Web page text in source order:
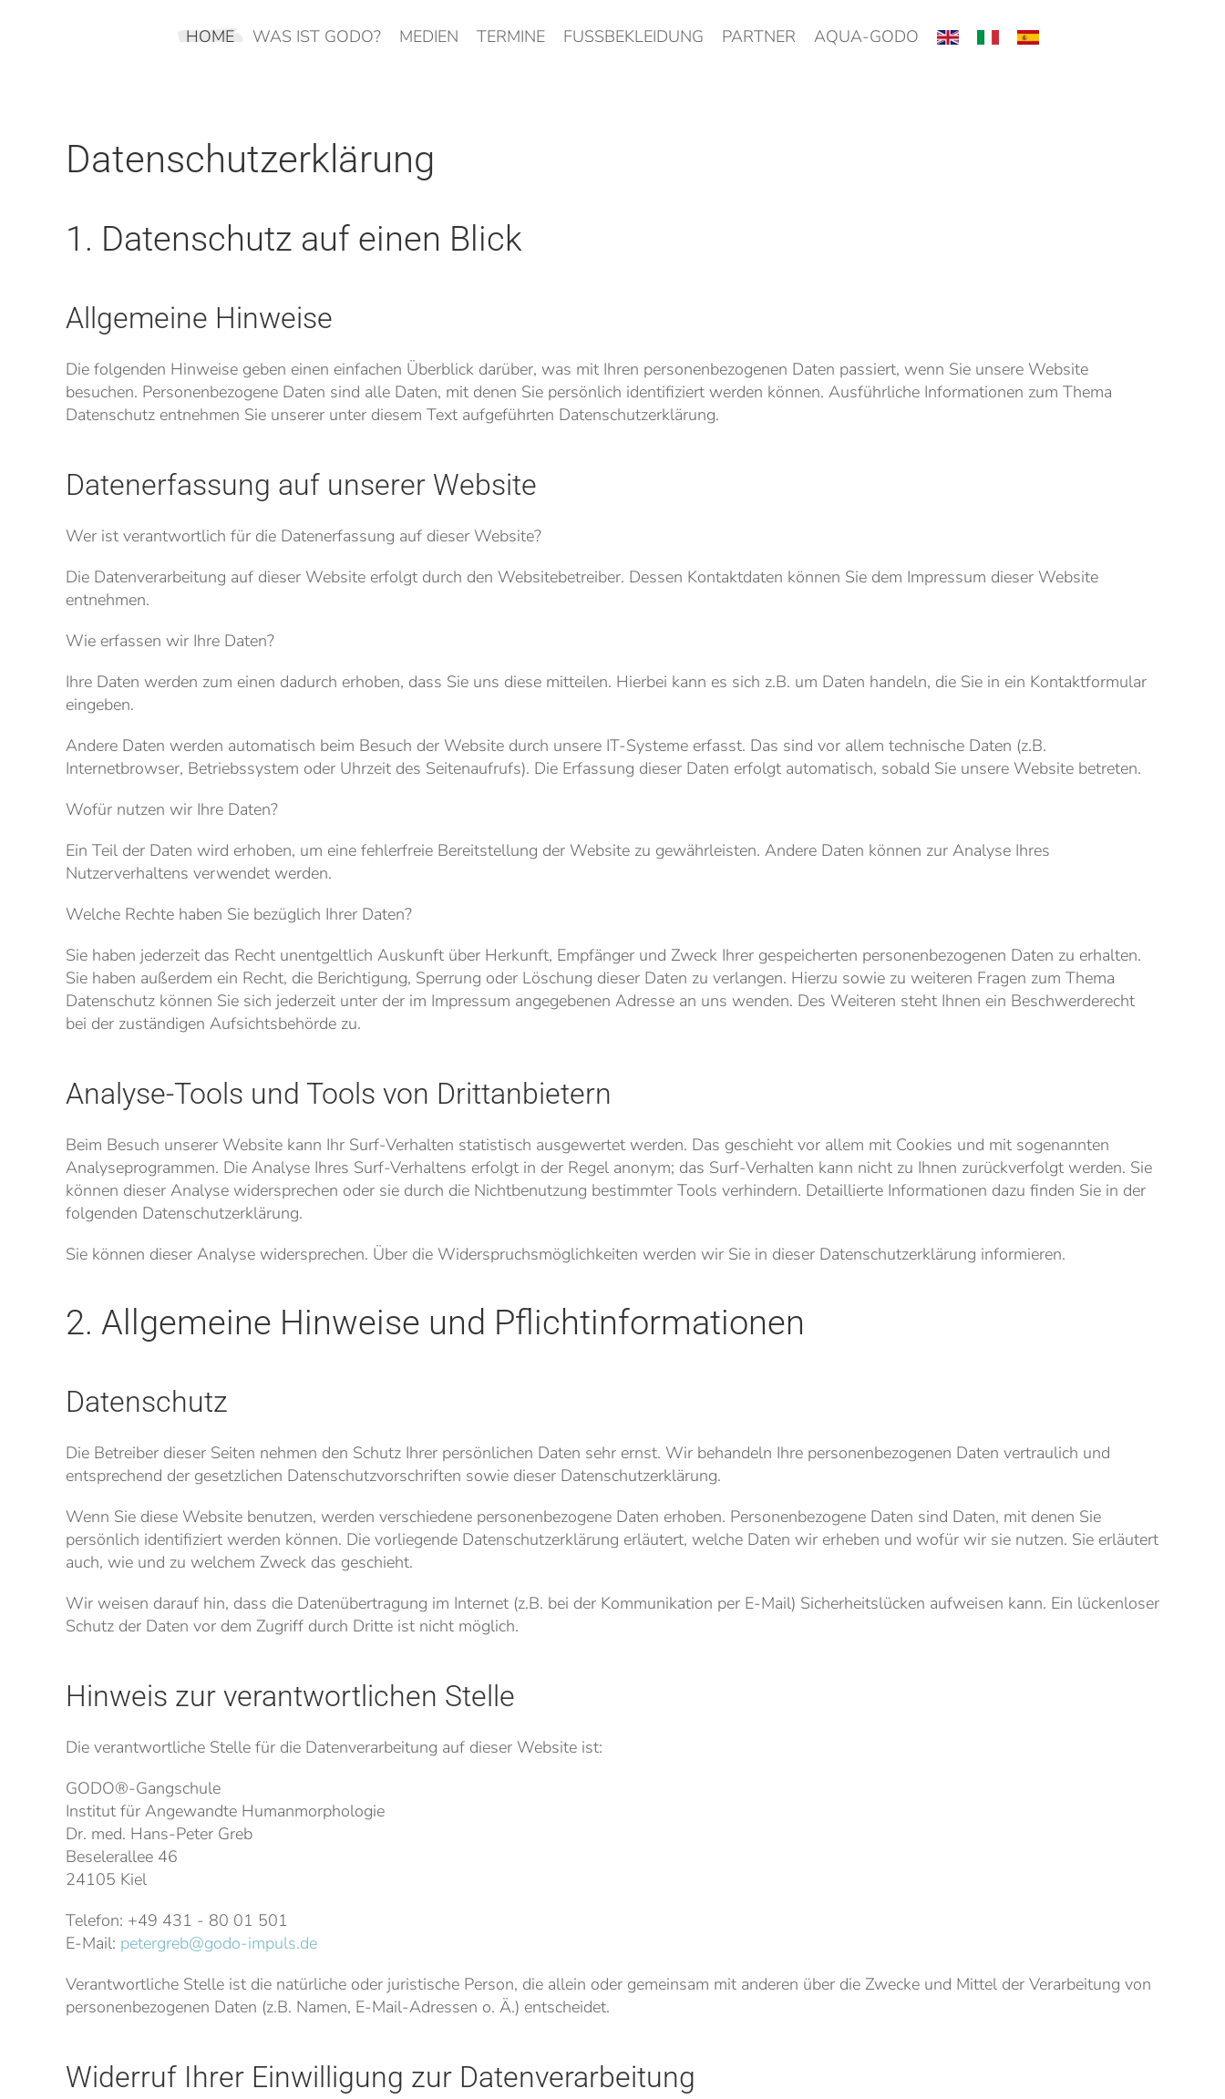
HOME WAS IST GODO? MEDIEN TERMINE FUSSBEKLEIDUNG PARTNER AQUA-GODO
Datenschutzerklärung
1. Datenschutz auf einen Blick
Allgemeine Hinweise
Die folgenden Hinweise geben einen einfachen Überblick darüber, was mit Ihren personenbezogenen Daten passiert, wenn Sie unsere Website
besuchen. Personenbezogene Daten sind alle Daten, mit denen Sie persönlich identifiziert werden können. Ausführliche Informationen zum Thema
Datenschutz entnehmen Sie unserer unter diesem Text aufgeführten Datenschutzerklärung.
Datenerfassung auf unserer Website
Wer ist verantwortlich für die Datenerfassung auf dieser Website?
Die Datenverarbeitung auf dieser Website erfolgt durch den Websitebetreiber. Dessen Kontaktdaten können Sie dem Impressum dieser Website
entnehmen.
Wie erfassen wir Ihre Daten?
Ihre Daten werden zum einen dadurch erhoben, dass Sie uns diese mitteilen. Hierbei kann es sich z.B. um Daten handeln, die Sie in ein Kontaktformular
eingeben.
Andere Daten werden automatisch beim Besuch der Website durch unsere IT-Systeme erfasst. Das sind vor allem technische Daten (z.B.
Internetbrowser, Betriebssystem oder Uhrzeit des Seitenaufrufs). Die Erfassung dieser Daten erfolgt automatisch, sobald Sie unsere Website betreten.
Wofür nutzen wir Ihre Daten?
Ein Teil der Daten wird erhoben, um eine fehlerfreie Bereitstellung der Website zu gewährleisten. Andere Daten können zur Analyse Ihres
Nutzerverhaltens verwendet werden.
Welche Rechte haben Sie bezüglich Ihrer Daten?
Sie haben jederzeit das Recht unentgeltlich Auskunft über Herkunft, Empfänger und Zweck Ihrer gespeicherten personenbezogenen Daten zu erhalten.
Sie haben außerdem ein Recht, die Berichtigung, Sperrung oder Löschung dieser Daten zu verlangen. Hierzu sowie zu weiteren Fragen zum Thema
Datenschutz können Sie sich jederzeit unter der im Impressum angegebenen Adresse an uns wenden. Des Weiteren steht Ihnen ein Beschwerderecht
bei der zuständigen Aufsichtsbehörde zu.
Analyse-Tools und Tools von Drittanbietern
Beim Besuch unserer Website kann Ihr Surf-Verhalten statistisch ausgewertet werden. Das geschieht vor allem mit Cookies und mit sogenannten
Analyseprogrammen. Die Analyse Ihres Surf-Verhaltens erfolgt in der Regel anonym; das Surf-Verhalten kann nicht zu Ihnen zurückverfolgt werden. Sie
können dieser Analyse widersprechen oder sie durch die Nichtbenutzung bestimmter Tools verhindern. Detaillierte Informationen dazu finden Sie in der
folgenden Datenschutzerklärung.
Sie können dieser Analyse widersprechen. Über die Widerspruchsmöglichkeiten werden wir Sie in dieser Datenschutzerklärung informieren.
2. Allgemeine Hinweise und Pflichtinformationen
Datenschutz
Die Betreiber dieser Seiten nehmen den Schutz Ihrer persönlichen Daten sehr ernst. Wir behandeln Ihre personenbezogenen Daten vertraulich und
entsprechend der gesetzlichen Datenschutzvorschriften sowie dieser Datenschutzerklärung.
Wenn Sie diese Website benutzen, werden verschiedene personenbezogene Daten erhoben. Personenbezogene Daten sind Daten, mit denen Sie
persönlich identifiziert werden können. Die vorliegende Datenschutzerklärung erläutert, welche Daten wir erheben und wofür wir sie nutzen. Sie erläutert
auch, wie und zu welchem Zweck das geschieht.
Wir weisen darauf hin, dass die Datenübertragung im Internet (z.B. bei der Kommunikation per E-Mail) Sicherheitslücken aufweisen kann. Ein lückenloser
Schutz der Daten vor dem Zugriff durch Dritte ist nicht möglich.
Hinweis zur verantwortlichen Stelle
Die verantwortliche Stelle für die Datenverarbeitung auf dieser Website ist:
GODO®-Gangschule
Institut für Angewandte Humanmorphologie
Dr. med. Hans-Peter Greb
Beselerallee 46
24105 Kiel
Telefon: +49 431 - 80 01 501
E-Mail: petergreb@godo-impuls.de
Verantwortliche Stelle ist die natürliche oder juristische Person, die allein oder gemeinsam mit anderen über die Zwecke und Mittel der Verarbeitung von
personenbezogenen Daten (z.B. Namen, E-Mail-Adressen o. Ä.) entscheidet.
Widerruf Ihrer Einwilligung zur Datenverarbeitung